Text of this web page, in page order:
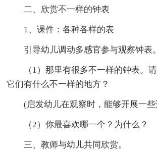
二、欣赏不一样的钟表
1、课件：各种各样的表
引导幼儿调动多感官参与观察钟表。
（1）那里有很多不一样的钟表。
它们有什么不一样的地方？
(启发幼儿在观察时，能够开展一
（2）你最喜欢哪一个？为什么？
三、教师与幼儿共同欣赏。